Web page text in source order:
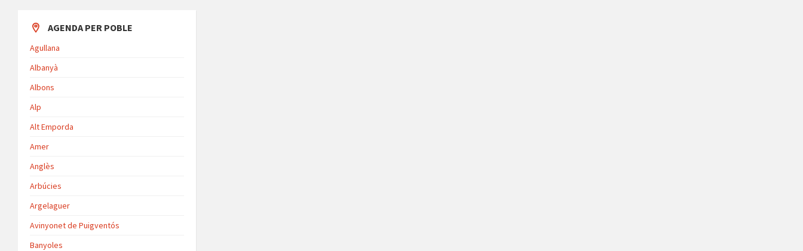
AGENDA PER POBLE
Agullana
Albanyà
Albons
Alp
Alt Emporda
Amer
Anglès
Arbúcies
Argelaguer
Avinyonet de Puigventós
Banyoles